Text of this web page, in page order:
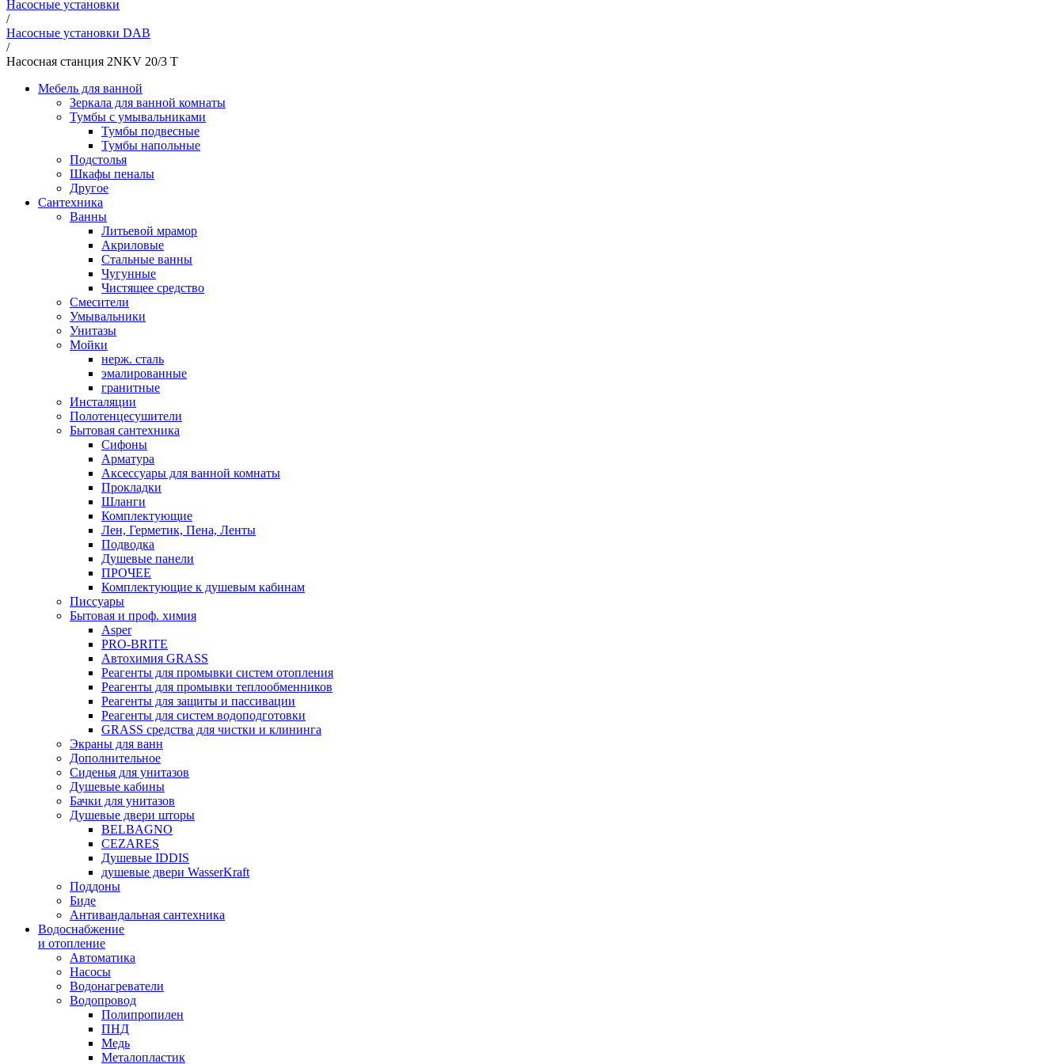
Насосные установки
/
Насосные установки DAB
/
Насосная станция 2NKV 20/3 T
Мебель для ванной
Зеркала для ванной комнаты
Тумбы с умывальниками
Тумбы подвесные
Тумбы напольные
Подстолья
Шкафы пеналы
Другое
Сантехника
Ванны
Литьевой мрамор
Акриловые
Стальные ванны
Чугунные
Чистящее средство
Смесители
Умывальники
Унитазы
Мойки
нерж. сталь
эмалированные
гранитные
Инсталяции
Полотенцесушители
Бытовая сантехника
Сифоны
Арматура
Аксессуары для ванной комнаты
Прокладки
Шланги
Комплектующие
Лен, Герметик, Пена, Ленты
Подводка
Душевые панели
ПРОЧЕЕ
Комплектующие к душевым кабинам
Писсуары
Бытовая и проф. химия
Asper
PRO-BRITE
Автохимия GRASS
Реагенты для промывки систем отопления
Реагенты для промывки теплообменников
Реагенты для защиты и пассивации
Реагенты для систем водоподготовки
GRASS средства для чистки и клининга
Экраны для ванн
Дополнительное
Сиденья для унитазов
Душевые кабины
Бачки для унитазов
Душевые двери шторы
BELBAGNO
CEZARES
Душевые IDDIS
душевые двери WasserKraft
Поддоны
Биде
Антивандальная сантехника
Водоснабжение
и отопление
Автоматика
Насосы
Водонагреватели
Водопровод
Полипропилен
ПНД
Медь
Металопластик